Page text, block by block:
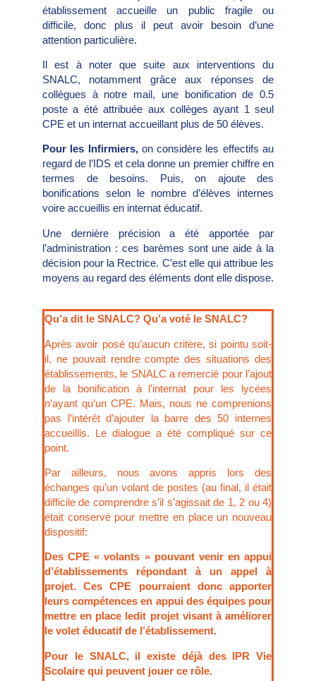
établissement accueille un public fragile ou
difficile, donc plus il peut avoir besoin d’une
attention particulière.
Il est à noter que suite aux interventions du
SNALC, notamment grâce aux réponses de
collègues à notre mail, une bonification de 0.5
poste a été attribuée aux collèges ayant 1 seul
CPE et un internat accueillant plus de 50 élèves.
Pour les Infirmiers,on considère les effectifs au
regard de l’IDS et cela donne un premier chiffre en
termes de besoins. Puis, on ajoute des
bonifications selon le nombre d’élèves internes
voire accueillis en internat éducatif.
Une dernière précision a été apportée par
l’administration : ces barèmes sont une aide à la
décision pour la Rectrice. C’est elle qui attribue les
moyens au regard des éléments dont elle dispose.
Qu’a dit le SNALC? Qu’a voté le SNALC?
Après avoir posé qu’aucun critère, si pointu soit-
il, ne pouvait rendre compte des situations des
établissements, le SNALC a remercié pour l’ajout
de la bonification à l’internat pour les lycées
n’ayant qu’un CPE. Mais, nous ne comprenions
pas l’intérêt d’ajouter la barre des 50 internes
accueillis. Le dialogue a été compliqué sur ce
point.
Par ailleurs, nous avons appris lors des
échanges qu’un volant de postes (au final, il était
difficile de comprendre s’il s’agissait de 1, 2 ou 4)
était conservé pour mettre en place un nouveau
dispositif:
Des CPE « volants » pouvant venir en appui
d’établissements répondant à un appel à
projet. Ces CPE pourraient donc apporter
leurs compétences en appui des équipes pour
mettre en place ledit projet visant à améliorer
le volet éducatif de l’établissement.
Pour le SNALC, il existe déjà des IPR Vie
Scolaire qui peuvent jouer ce rôle.